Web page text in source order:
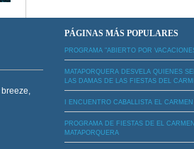
PÁGINAS MÁS POPULARES
PROGRAMA "ABIERTO POR
MATAPORQUERA DESVELA QUIENES
LAS DAMAS DE LAS FIESTAS DEL
I ENCUENTRO CABALLISTA EL CARMEN
PROGRAMA DE FIESTAS DE EL
MATAPORQUERA